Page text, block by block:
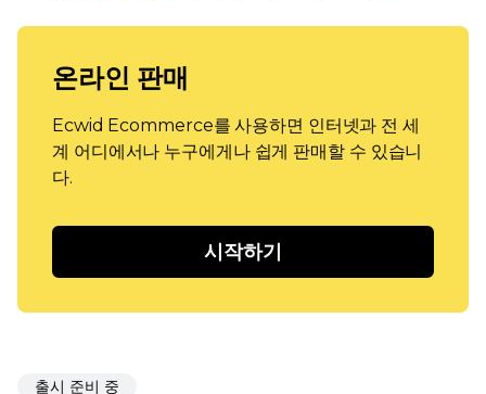
온라인 판매
Ecwid Ecommerce를 사용하면 인터넷과 전 세
계 어디에서나 누구에게나 쉽게 판매할 수 있습니
다.
시작하기
출시 준비 중